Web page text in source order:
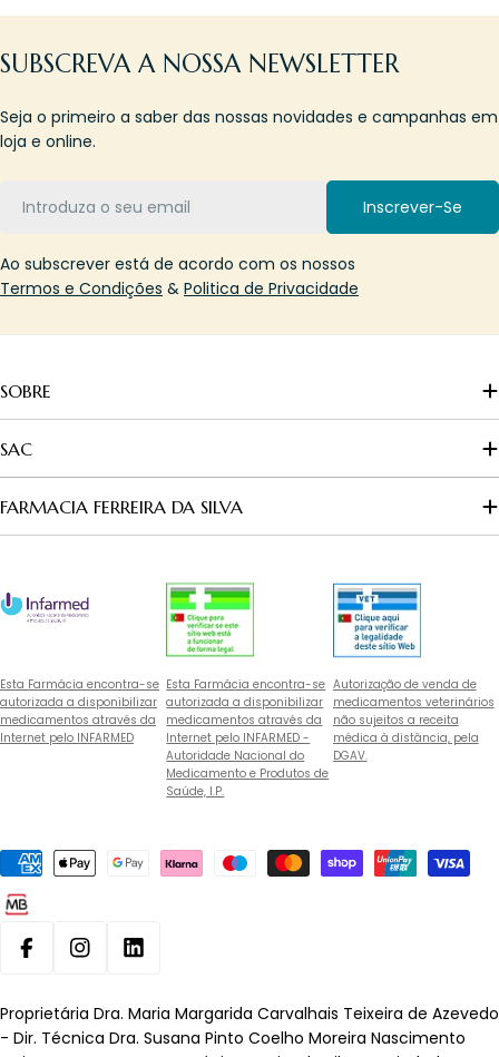
SUBSCREVA A NOSSA NEWSLETTER
Seja o primeiro a saber das nossas novidades e campanhas em
loja e online.
Inscrever-Se
Ao subscrever está de acordo com os nossos
Termos e Condições & Politica de Privacidade
SOBRE
SAC
FARMACIA FERREIRA DA SILVA
Esta Farmácia encontra-se
autorizada a disponibilizar
medicamentos através da
Internet pelo INFARMED
Esta Farmácia encontra-se
autorizada a disponibilizar
medicamentos através da
Internet pelo INFARMED -
Autoridade Nacional do
Medicamento e Produtos de
Saúde, I.P.
Autorização de venda de
medicamentos veterinários
não sujeitos a receita
médica à distância, pela
DGAV.
Métodos
pagamento
FacebookInstagramLinkedin
Proprietária Dra. Maria Margarida Carvalhais Teixeira de Azevedo
- Dir. Técnica Dra. Susana Pinto Coelho Moreira Nascimento